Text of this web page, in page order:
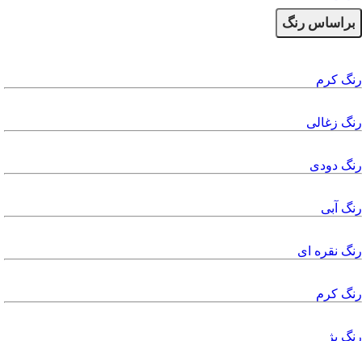
براساس رنگ
رنگ کرم
رنگ زغالی
رنگ دودی
رنگ آبی
رنگ نقره ای
رنگ کرم
رنگ بژ